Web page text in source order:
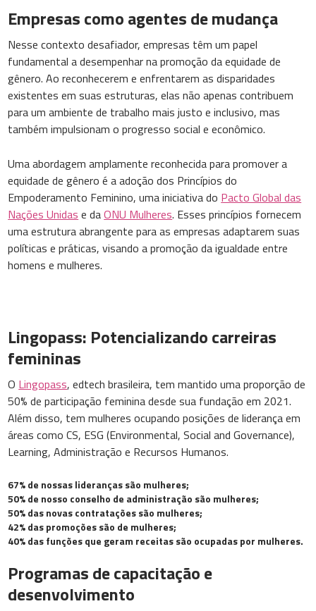
Empresas como agentes de mudança
Nesse contexto desafiador, empresas têm um papel
fundamental a desempenhar na promoção da equidade de
gênero. Ao reconhecerem e enfrentarem as disparidades
existentes em suas estruturas, elas não apenas contribuem
para um ambiente de trabalho mais justo e inclusivo, mas
também impulsionam o progresso social e econômico.
Uma abordagem amplamente reconhecida para promover a
equidade de gênero é a adoção dos Princípios do
Empoderamento Feminino, uma iniciativa do Pacto Global das
Nações Unidas e daONU Mulheres. Esses princípios fornecem
uma estrutura abrangente para as empresas adaptarem suas
políticas e práticas, visando a promoção da igualdade entre
homens e mulheres.
Lingopass: Potencializando carreiras
femininas
O Lingopass, edtech brasileira, tem mantido uma proporção de
50% de participação feminina desde sua fundação em 2021.
Além disso, tem mulheres ocupando posições de liderança em
áreas como CS, ESG (Environmental, Social and Governance),
Learning, Administração e Recursos Humanos.
67% de nossas lideranças são mulheres;
50% de nosso conselho de administração são mulheres;
50% das novas contratações são mulheres;
42% das promoções são de mulheres;
40% das funções que geram receitas são ocupadas por mulheres.
Programas de capacitação e
desenvolvimento